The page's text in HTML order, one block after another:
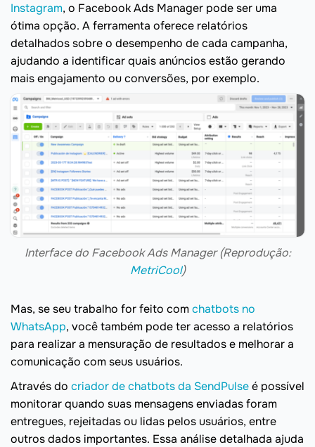
Instagram, o Facebook Ads Manager pode ser uma
ótima opção. A ferramenta oferece relatórios
detalhados sobre o desempenho de cada campanha,
ajudando a identificar quais anúncios estão gerando
mais engajamento ou conversões, por exemplo.
Interface do Facebook Ads Manager (Reprodução:
MetriCool)
Mas, se seu trabalho for feito comchatbots no
WhatsApp, você também pode ter acesso a relatórios
para realizar a mensuração de resultados e melhorar a
comunicação com seus usuários.
Através do criador de chatbots da SendPulseé possível
monitorar quando suas mensagens enviadas foram
entregues, rejeitadas ou lidas pelos usuários, entre
outros dados importantes. Essa análise detalhada ajuda